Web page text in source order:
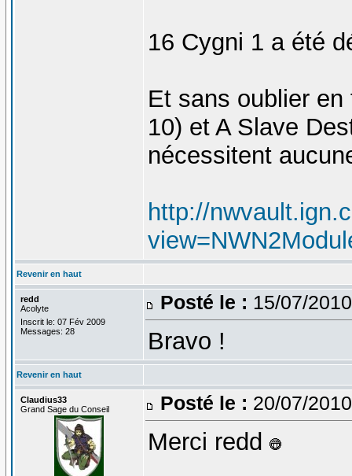
16 Cygni 1 a été
Et sans oublier
10) et A Slave
nécessitent
http://
Revenir en haut
redd
Acolyte
Inscrit le: 07 Fév 2009
Messages: 28
Posté le : 15/07/
Bravo !
Revenir en haut
Claudius33
Grand Sage du Conseil
Posté le : 20/07/
Merci redd